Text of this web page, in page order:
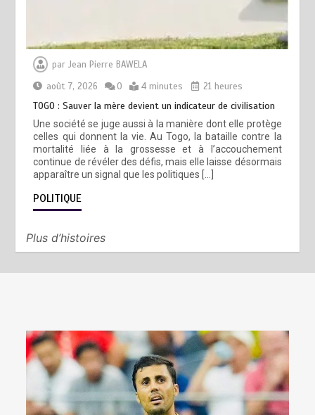
parJean Pierre BAWELA
août 7, 2026
0 4 minutes 21 heures
TOGO : Sauver la mère devient un indicateur de civilisation
Une société se juge aussi à la manière dont elle protège
celles qui donnent la vie. Au Togo, la bataille contre la
mortalité liée à la grossesse et à l’accouchement
continue de révéler des défis, mais elle laisse désormais
apparaître un signal que les politiques […]
POLITIQUE
Plus d’histoires